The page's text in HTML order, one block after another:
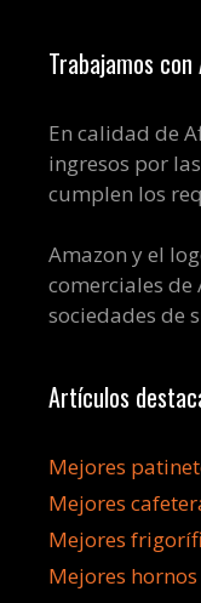
Trabajamos con
En calidad de
ingresos por
cumplen los
Amazon y el
comerciales de
sociedades de
Artículos
Mejores
Mejores
Mejores
Mejores